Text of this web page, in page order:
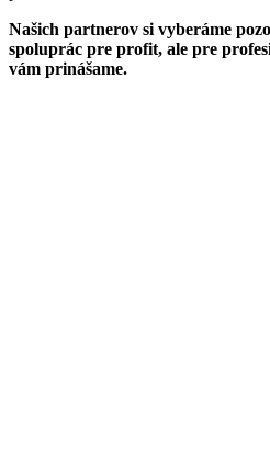
Našich partnerov si vyberáme
spoluprác pre profit, ale pre
vám prinášame.